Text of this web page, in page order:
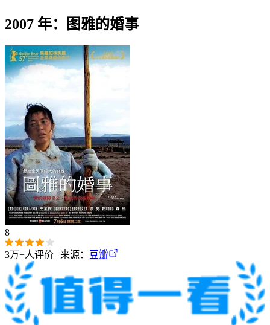
2007 年：图雅的婚事
8
3万+人评价 | 来源： 豆瓣